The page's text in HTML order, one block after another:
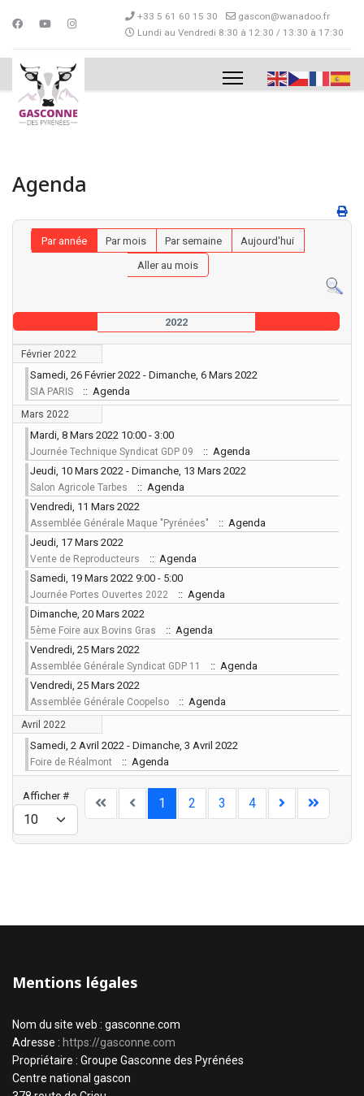
+33 5 61 60 15 30
gascon@wanadoo.fr
Lundi au Vendredi 8:30 à 12:30 / 13:30 à 17:30
Agenda
Par année Par mois Par semaine
Aujourd'hui
Aller au mois
2022
Février 2022
Samedi, 26 Février 2022 - Dimanche, 6 Mars 2022
SIA PARIS :: Agenda
Mars 2022
Mardi, 8 Mars 2022 10:00 - 3:00
Journée Technique Syndicat GDP 09
:: Agenda
Jeudi, 10 Mars 2022 - Dimanche, 13 Mars 2022
Salon Agricole Tarbes
:: Agenda
Vendredi, 11 Mars 2022
Assemblée Générale Maque "Pyrénées"
:: Agenda
Jeudi, 17 Mars 2022
Vente de Reproducteurs
:: Agenda
Samedi, 19 Mars 2022 9:00 - 5:00
Journée Portes Ouvertes 2022
:: Agenda
Dimanche, 20 Mars 2022
5ème Foire aux Bovins Gras
:: Agenda
Vendredi, 25 Mars 2022
Assemblée Générale Syndicat GDP 11
:: Agenda
Vendredi, 25 Mars 2022
Assemblée Générale Coopelso :: Agenda
Avril 2022
Samedi, 2 Avril 2022 - Dimanche, 3 Avril 2022
Foire de Réalmont :: Agenda
Limite de la pagination
Afficher # 1 2 3 4
Mentions légales
Nom du site web : gasconne.com
Adresse : https://gasconne.com
Propriétaire : Groupe Gasconne des Pyrénées
Centre national gascon